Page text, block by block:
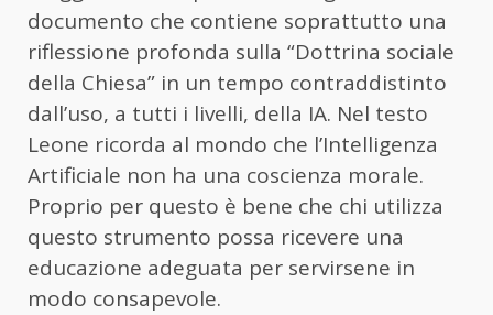
documento che contiene soprattutto una
riflessione profonda sulla “Dottrina sociale
della Chiesa” in un tempo contraddistinto
dall’uso, a tutti i livelli, della IA. Nel testo
Leone ricorda al mondo che l’Intelligenza
Artificiale non ha una coscienza morale.
Proprio per questo è bene che chi utilizza
questo strumento possa ricevere una
educazione adeguata per servirsene in
modo consapevole.